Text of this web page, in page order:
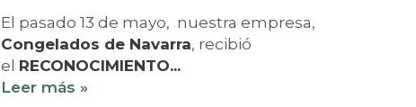
El pasado 13 de mayo, nuestra empresa,
Congelados de Navarra, recibió
el RECONOCIMIENTO...
Leer más »